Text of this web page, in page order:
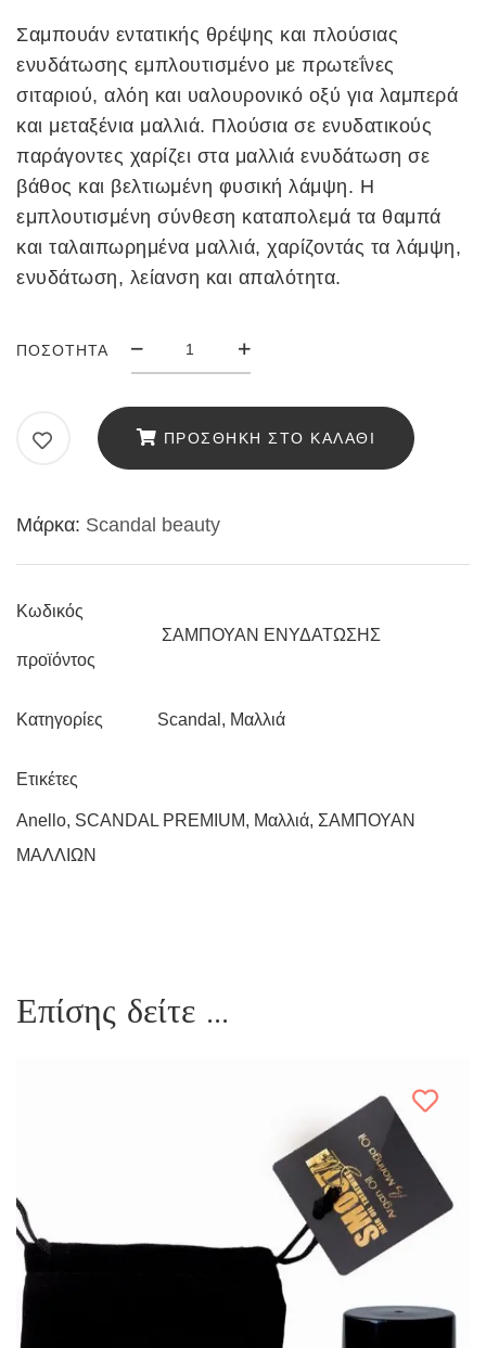
Σαμπουάν εντατικής θρέψης και πλούσιας
ενυδάτωσης εμπλουτισμένο με πρωτεΐνες
σιταριού, αλόη και υαλουρονικό οξύ για λαμπερά
και μεταξένια μαλλιά. Πλούσια σε ενυδατικούς
παράγοντες χαρίζει στα μαλλιά ενυδάτωση σε
βάθος και βελτιωμένη φυσική λάμψη. Η
εμπλουτισμένη σύνθεση καταπολεμά τα θαμπά
και ταλαιπωρημένα μαλλιά, χαρίζοντάς τα λάμψη,
ενυδάτωση, λείανση και απαλότητα.
ΠΟΣΌΤΗΤΑ
ΣΑΜΠΟΥΑΝ
ΟΞΥ,
ΠΡΩΤΕΙΝΕΣ
ΚΑΙ
ποσότητα
ΠΡΟΣΘΉΚΗ ΣΤΟ ΚΑΛΆΘΙ
Μάρκα: Scandal beauty
Κωδικός
προϊόντος
ΣΑΜΠΟΥΑΝ ΕΝΥΔΑΤΩΣΗΣ
Κατηγορίες Scandal , Μαλλιά
Ετικέτες
Anello, SCANDAL PREMIUM, Μαλλιά, ΣΑΜΠΟΥΑΝ
ΜΑΛΛΙΩΝ
Επίσης δείτε ...